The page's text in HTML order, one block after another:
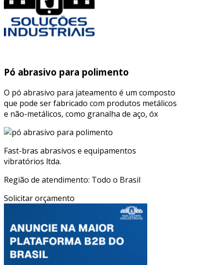
Pó abrasivo para polimento
O pó abrasivo para jateamento é um composto
que pode ser fabricado com produtos metálicos
e não-metálicos, como granalha de aço, óx
Fast-bras abrasivos e equipamentos
vibratórios ltda.
Região de atendimento: Todo o Brasil
Solicitar orçamento